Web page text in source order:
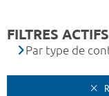
FILTRES ACTIFS
Par type de